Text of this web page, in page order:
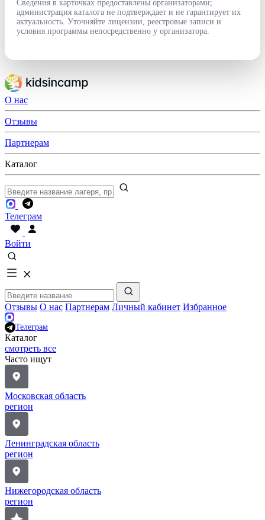
Сведения в карточках предоставлены организаторами;
администрация каталога не подтверждает и не гарантирует их
актуальность. Уточняйте лицензии, реестровые записи и
условия программы непосредственно у организатора.
О нас
Отзывы
Партнерам
Каталог
Телеграм
Войти
Отзывы О нас Партнерам Личный кабинет Избранное
Телеграм
Каталог
смотреть все
Часто ищут
Московская область
регион
Ленинградская область
регион
Нижегородская область
регион